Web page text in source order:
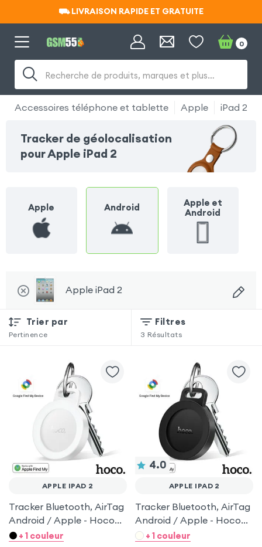
⛟ LIVRAISON RAPIDE ET GRATUITE
⛟ LIVRAISON RAPIDE ET GRATUITE
Recherche de produits, marques et plus…
0
Accessoires téléphone et tablette Apple iPad 2
Tracker de géolocalisation
pour Apple iPad 2
Apple Android
Apple et
Android
Apple iPad 2
Trier par
Pertinence
Filtres
3 Résultats
APPLE IPAD 2
Tracker Bluetooth, AirTag
Android / Apple - Hoco
Blanc pour Apple iPad 2
+ 1 couleur
4.0
APPLE IPAD 2
Tracker Bluetooth, AirTag
Android / Apple - Hoco
Noir pour Apple iPad 2
+ 1 couleur